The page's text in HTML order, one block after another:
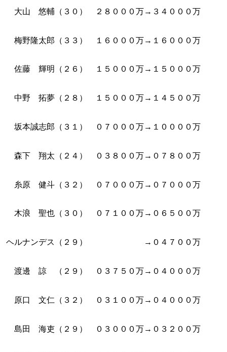
大山 悠輔（３０） ２８０００万→３４０００万
梅野隆太郎（３３） １６０００万→１６０００万
佐藤 輝明（２６） １５０００万→１５０００万
中野 拓夢（２８） １５０００万→１４５００万
坂本誠志郎（３１） ０７０００万→１００００万
森下 翔太（２４） ０３８００万→０７８００万
糸原 健斗（３２） ０７０００万→０７０００万
木浪 聖也（３０） ０７１００万→０６５００万
ヘルナンデス（２９） →０４７００万
渡邊 諒 （２９） ０３７５０万→０４０００万
原口 文仁（３２） ０３１００万→０４０００万
島田 海吏（２９） ０３０００万→０３２００万